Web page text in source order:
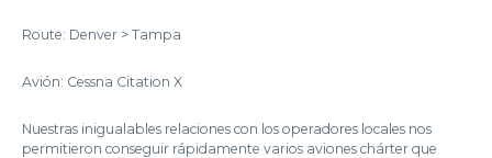
Route: Denver > Tampa
Avión: Cessna Citation X
Nuestras inigualables relaciones con los operadores locales nos
permitieron conseguir rápidamente varios aviones chárter que